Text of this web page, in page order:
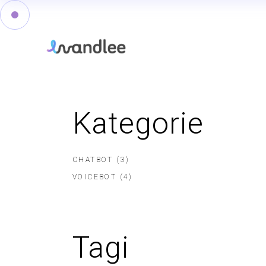
Skip
to
the
Kategorie
CHATBOT (3)
VOICEBOT (4)
Tagi